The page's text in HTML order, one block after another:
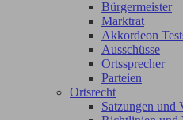
Bürgermeister
Marktrat
Akkordeon
Ausschüsse
Ortssprecher
Parteien
Ortsrecht
Satzungen und